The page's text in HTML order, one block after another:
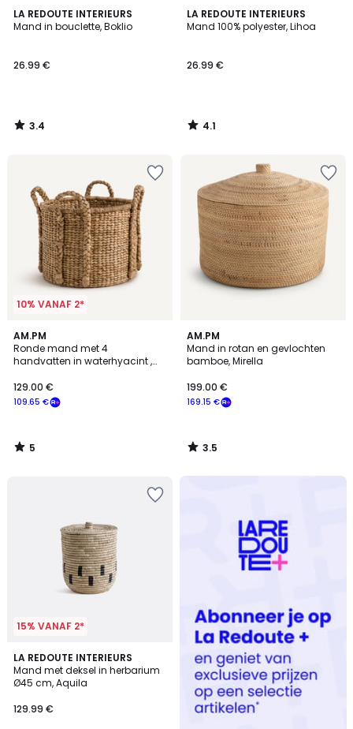
LA REDOUTE INTERIEURS
Mand in bouclette, Boklio
26.99 €
3.4
/ 5
3.4
/
LA REDOUTE INTERIEURS
Mand 100% polyester, Lihoa
26.99 €
4.1
/ 5
4.1
/
10% VANAF 2*
AM.PM
Ronde mand met 4
handvatten in waterhyacint ,
109.65 €
129.00 €
5
/
5
5
/
AM.PM
Mand in rotan en gevlochten
bamboe, Mirella
169.15 €
199.00 €
3.5
/ 5
3.5
/
15% VANAF 2*
LA REDOUTE INTERIEURS
Mand met deksel in herbarium
Ø45 cm, Aquila
129.99 €
5
/
5